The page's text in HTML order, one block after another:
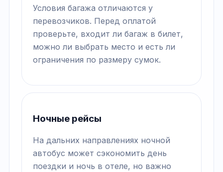
Условия багажа отличаются у
перевозчиков. Перед оплатой
проверьте, входит ли багаж в билет,
можно ли выбрать место и есть ли
ограничения по размеру сумок.
Ночные рейсы
На дальних направлениях ночной
автобус может сэкономить день
поездки и ночь в отеле, но важно